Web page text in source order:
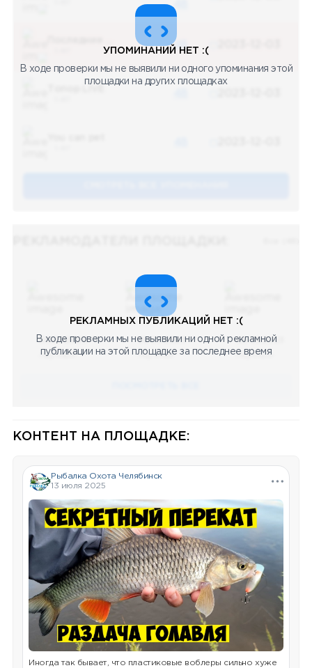
48
48
УПОМИНАНИЙ НЕТ :(
В ходе проверки мы не выявили ни одного упоминания этой
площадки на других площадках
08.05.2023
Научный
08.05.2023
Научный
08.05.2023
Научный
РЕКЛАМНЫХ ПУБЛИКАЦИЙ НЕТ :(
В ходе проверки мы не выявили ни одной рекламной
публикации на этой площадке за последнее время
КОНТЕНТ НА ПЛОЩАДКЕ:
Рыбалка Охота Челябинск
13 июля 2025
Иногда так бывает, что пластиковые воблеры сильно хуже